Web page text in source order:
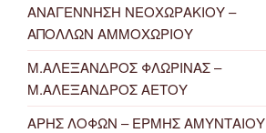
ΑΝΑΓΕΝΝΗΣΗ ΝΕΟΧΩΡΑΚΙΟΥ –
ΑΠΟΛΛΩΝ ΑΜΜΟΧΩΡΙΟΥ
Μ.ΑΛΕΞΑΝΔΡΟΣ ΦΛΩΡΙΝΑΣ –
Μ.ΑΛΕΞΑΝΔΡΟΣ ΑΕΤΟΥ
ΑΡΗΣ ΛΟΦΩΝ – ΕΡΜΗΣ ΑΜΥΝΤΑΙΟΥ